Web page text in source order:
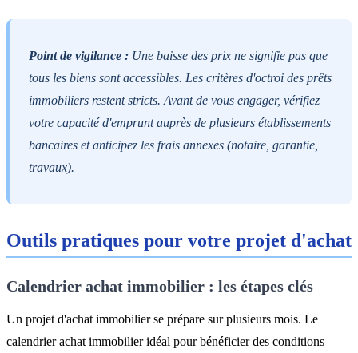
Point de vigilance : Une baisse des prix ne signifie pas que
tous les biens sont accessibles. Les critères d'octroi des prêts
immobiliers restent stricts. Avant de vous engager, vérifiez
votre capacité d'emprunt auprès de plusieurs établissements
bancaires et anticipez les frais annexes (notaire, garantie,
travaux).
Outils pratiques pour votre projet d'achat
Calendrier achat immobilier : les étapes clés
Un projet d'achat immobilier se prépare sur plusieurs mois. Le
calendrier achat immobilier idéal pour bénéficier des conditions